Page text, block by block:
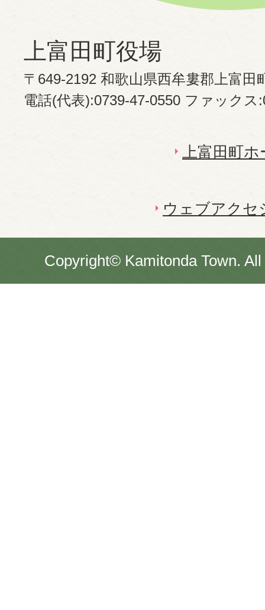
上富田町役場
〒649-2192 和歌山県西牟婁郡上富田
電話(代表):0739-47-0550 ファックス
上富田町
ウェブアクセ
Copyright© Kamitonda Town.